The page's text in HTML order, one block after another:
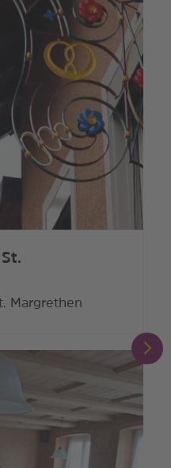
Margrethen